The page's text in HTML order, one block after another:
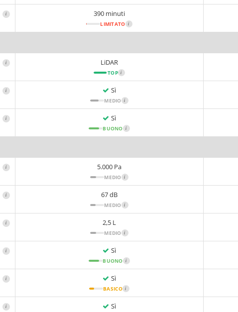
i 390 minuti
LIMITATO i
i LiDAR
TOP i
i Sì
MEDIO i
i Sì
BUONO i
i 5.000 Pa
MEDIO i
i 67 dB
MEDIO i
i 2,5 L
MEDIO i
i Sì
BUONO i
i Sì
BASICO i
i Sì